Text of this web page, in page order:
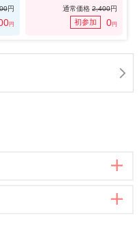
円
円
通常価格 2,400円
初参加 0円